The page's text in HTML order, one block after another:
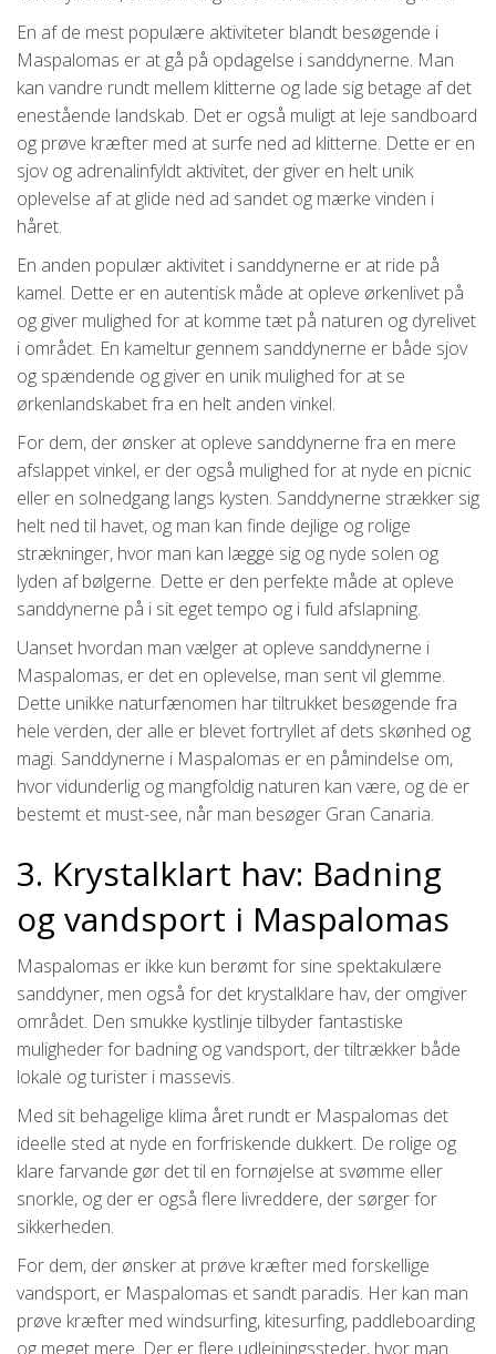
En af de mest populære aktiviteter blandt besøgende i
Maspalomas er at gå på opdagelse i sanddynerne. Man
kan vandre rundt mellem klitterne og lade sig betage af det
enestående landskab. Det er også muligt at leje sandboard
og prøve kræfter med at surfe ned ad klitterne. Dette er en
sjov og adrenalinfyldt aktivitet, der giver en helt unik
oplevelse af at glide ned ad sandet og mærke vinden i
håret.
En anden populær aktivitet i sanddynerne er at ride på
kamel. Dette er en autentisk måde at opleve ørkenlivet på
og giver mulighed for at komme tæt på naturen og dyrelivet
i området. En kameltur gennem sanddynerne er både sjov
og spændende og giver en unik mulighed for at se
ørkenlandskabet fra en helt anden vinkel.
For dem, der ønsker at opleve sanddynerne fra en mere
afslappet vinkel, er der også mulighed for at nyde en picnic
eller en solnedgang langs kysten. Sanddynerne strækker sig
helt ned til havet, og man kan finde dejlige og rolige
strækninger, hvor man kan lægge sig og nyde solen og
lyden af bølgerne. Dette er den perfekte måde at opleve
sanddynerne på i sit eget tempo og i fuld afslapning.
Uanset hvordan man vælger at opleve sanddynerne i
Maspalomas, er det en oplevelse, man sent vil glemme.
Dette unikke naturfænomen har tiltrukket besøgende fra
hele verden, der alle er blevet fortryllet af dets skønhed og
magi. Sanddynerne i Maspalomas er en påmindelse om,
hvor vidunderlig og mangfoldig naturen kan være, og de er
bestemt et must-see, når man besøger Gran Canaria.
3. Krystalklart hav: Badning
og vandsport i Maspalomas
Maspalomas er ikke kun berømt for sine spektakulære
sanddyner, men også for det krystalklare hav, der omgiver
området. Den smukke kystlinje tilbyder fantastiske
muligheder for badning og vandsport, der tiltrækker både
lokale og turister i massevis.
Med sit behagelige klima året rundt er Maspalomas det
ideelle sted at nyde en forfriskende dukkert. De rolige og
klare farvande gør det til en fornøjelse at svømme eller
snorkle, og der er også flere livreddere, der sørger for
sikkerheden.
For dem, der ønsker at prøve kræfter med forskellige
vandsport, er Maspalomas et sandt paradis. Her kan man
prøve kræfter med windsurfing, kitesurfing, paddleboarding
og meget mere. Der er flere udlejningssteder, hvor man